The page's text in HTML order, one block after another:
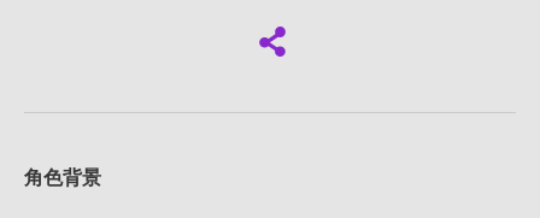
角色背景